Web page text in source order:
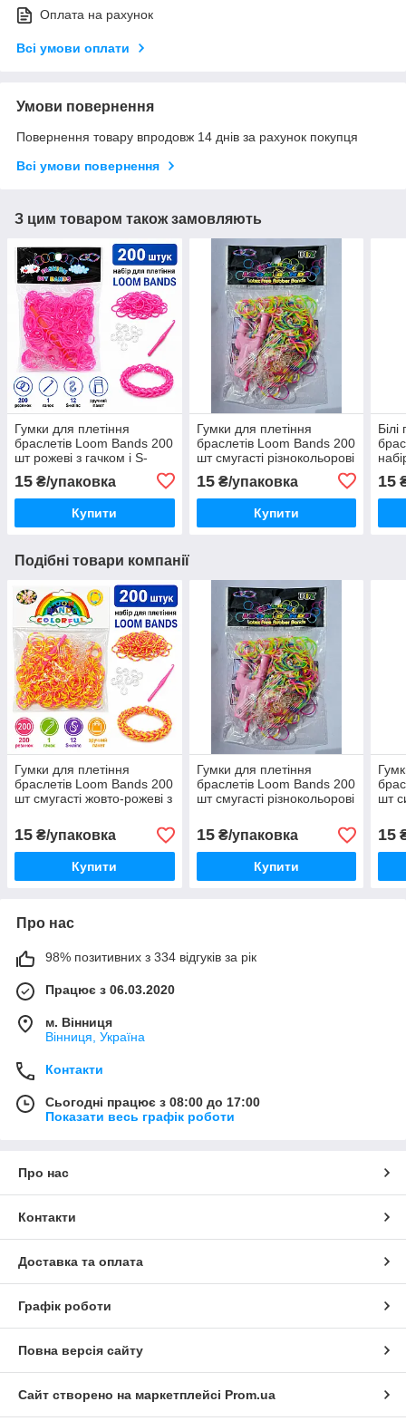
Оплата на рахунок
Всі умови оплати
Умови повернення
Повернення товару впродовж 14 днів за рахунок покупця
Всі умови повернення
З цим товаром також замовляють
Гумки для плетіння
браслетів Loom Bands 200
шт рожеві з гачком і S-
15 ₴/упаковка
Купити
Гумки для плетіння
браслетів Loom Bands 200
шт смугасті різнокольорові
15₴/упаковка
Купити
15
Подібні товари компанії
Гумки для плетіння
браслетів Loom Bands 200
шт смугасті жовто-рожеві з
15 ₴/упаковка
Купити
Гумки для плетіння
браслетів Loom Bands 200
шт смугасті різнокольорові
15₴/упаковка
Купити
шт
15
Про нас
98% позитивних з 334 відгуків за рік
Працює з 06.03.2020
м. Вінниця
Вінниця, Україна
Контакти
Сьогодні працює з 08:00 до 17:00
Показати весь графік роботи
Про нас
Контакти
Доставка та оплата
Графік роботи
Повна версія сайту
Сайт створено на маркетплейсі Prom.ua